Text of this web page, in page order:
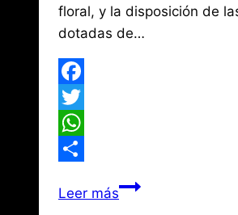
floral, y la disposición de
dotadas de…
Facebook
Twitter
WhatsApp
Leer másPatios